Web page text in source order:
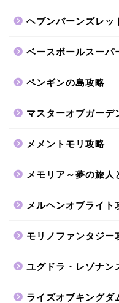
ヘブンバーンズレッ
ベースボールスーパ
ペンギンの島攻略
マスターオブガーデ
メメントモリ攻略
メモリア～夢の旅
メルヘンオブライト
モリノファンタジー
ユグドラ・レゾナン
ライズオブキングダ